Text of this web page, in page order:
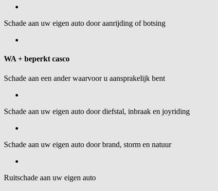
Schade aan uw eigen auto door aanrijding of botsing
WA + beperkt casco
Schade aan een ander waarvoor u aansprakelijk bent
Schade aan uw eigen auto door diefstal, inbraak en joyriding
Schade aan uw eigen auto door brand, storm en natuur
Ruitschade aan uw eigen auto